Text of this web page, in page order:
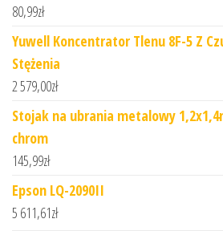
80,99zł
Yuwell Koncentrator Tlenu 8F-5 Z
Stężenia
2 579,00zł
Stojak na ubrania metalowy
chrom
145,99zł
Epson LQ-2090II
5 611,61zł